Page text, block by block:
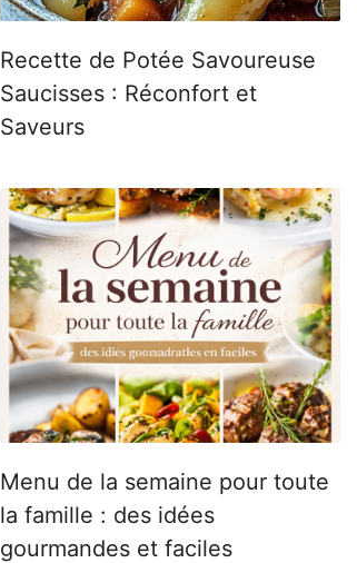
Recette de Potée Savoureuse
Saucisses : Réconfort et
Saveurs
Menu de la semaine pour toute
la famille : des idées
gourmandes et faciles